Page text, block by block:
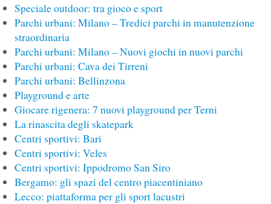
Speciale outdoor: tra gioco e sport
Parchi urbani: Milano – Tredici parchi in manutenzione
straordinaria
Parchi urbani: Milano – Nuovi giochi in nuovi parchi
Parchi urbani: Cava dei Tirreni
Parchi urbani: Bellinzona
Playground e arte
Giocare rigenera: 7 nuovi playground per Terni
La rinascita degli skatepark
Centri sportivi: Bari
Centri sportivi: Veles
Centri sportivi: Ippodromo San Siro
Bergamo: gli spazi del centro piacentiniano
Lecco: piattaforma per gli sport lacustri